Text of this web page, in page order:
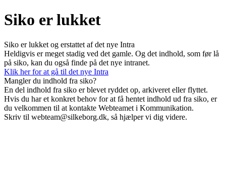
Siko er lukket
Siko er lukket og erstattet af det nye Intra
Heldigvis er meget stadig ved det gamle. Og det indhold, som før lå
på siko, kan du også finde på det nye intranet.
Klik her for at gå til det nye Intra
Mangler du indhold fra siko?
En del indhold fra siko er blevet ryddet op, arkiveret eller flyttet.
Hvis du har et konkret behov for at få hentet indhold ud fra siko, er
du velkommen til at kontakte Webteamet i Kommunikation.
Skriv til webteam@silkeborg.dk, så hjælper vi dig videre.